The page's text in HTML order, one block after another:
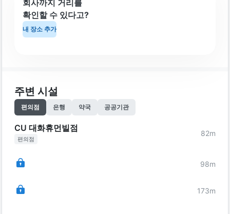
회사까지 거리를
확인할 수 있다고?
내 장소 추가
주변 시설
편의점 은행 약국 공공기관
CU 대화휴먼빌점
편의점
82m
98m
173m